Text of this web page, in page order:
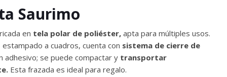
Saurimo
en tela polar de poliéster, apta para múltiples usos.
a cuadros, cuenta con sistema de cierre de
adhesivo; se puede compactar y transportar
Esta frazada es ideal para regalo.